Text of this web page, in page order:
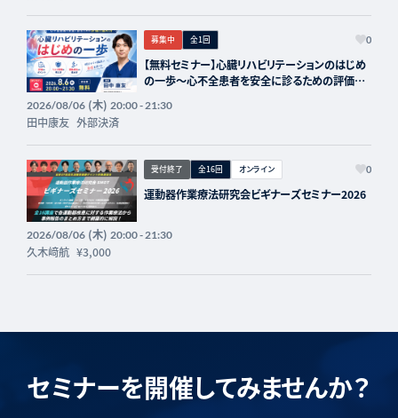
募集中 全1回 0
【無料セミナー】心臓リハビリテーションのはじめ
の一歩〜心不全患者を安全に診るための評価と
2026/08/06(木) 20:00 - 21:30
田中康友 外部決済
受付終了 全16回 オンライン 0
運動器作業療法研究会ビギナーズセミナー2026
2026/08/06(木) 20:00 - 21:30
久木﨑航 ¥3,000
セミナーを開催してみませんか？